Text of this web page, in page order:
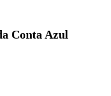
Conta Azul